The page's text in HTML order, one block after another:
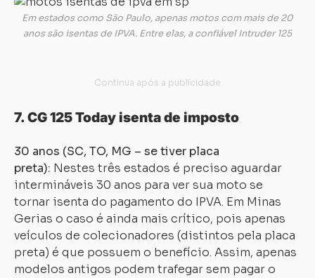
Em estados como São Paulo, apenas motos com mais de 20
anos são isentas de IPVA. Entre elas, a confiável Intruder 125
7. CG 125 Today isenta de imposto
30 anos (SC, TO, MG – se tiver placa
preta): Nestes três estados é preciso aguardar
intermináveis 30 anos para ver sua moto se
tornar isenta do pagamento do IPVA. Em Minas
Gerias o caso é ainda mais crítico, pois apenas
veículos de colecionadores (distintos pela placa
preta) é que possuem o benefício. Assim, apenas
modelos antigos podem trafegar sem pagar o